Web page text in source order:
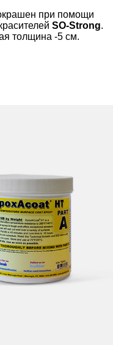
при помощи
SO-Strong.
толщина -5 см.